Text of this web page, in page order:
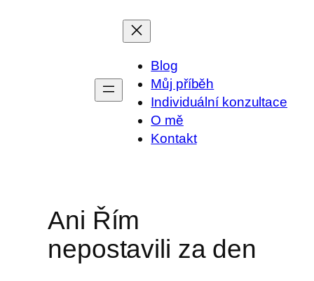
Blog
Můj příběh
Individuální konzultace
O mě
Kontakt
Ani Řím
nepostavili za den